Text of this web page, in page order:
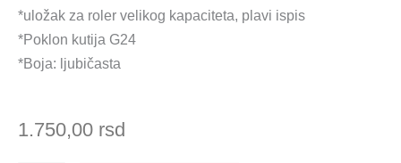
*uložak za roler velikog kapaciteta, plavi ispis
*Poklon kutija G24
*Boja: ljubičasta
1.750,00 rsd